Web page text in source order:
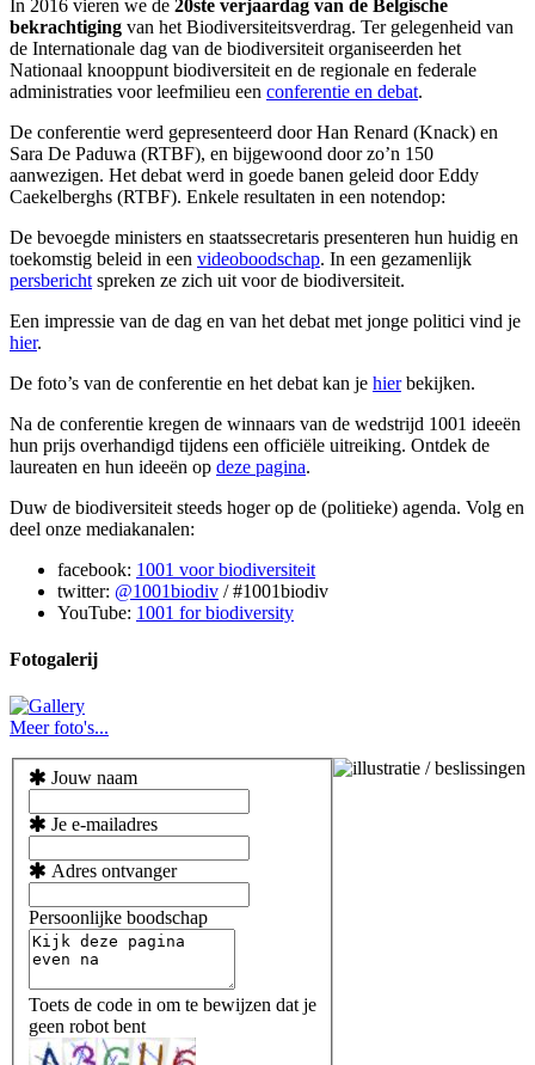
In 2016 vieren we de 20ste verjaardag van de Belgische
bekrachtiging van het Biodiversiteitsverdrag. Ter gelegenheid van
de Internationale dag van de biodiversiteit organiseerden het
Nationaal knooppunt biodiversiteit en de regionale en federale
administraties voor leefmilieu een conferentie en debat.
De conferentie werd gepresenteerd door Han Renard (Knack) en
Sara De Paduwa (RTBF), en bijgewoond door zo’n 150
aanwezigen. Het debat werd in goede banen geleid door Eddy
Caekelberghs (RTBF). Enkele resultaten in een notendop:
De bevoegde ministers en staatssecretaris presenteren hun huidig en
toekomstig beleid in een videoboodschap. In een gezamenlijk
persbericht spreken ze zich uit voor de biodiversiteit.
Een impressie van de dag en van het debat met jonge politici vind je
hier.
De foto’s van de conferentie en het debat kan je hierbekijken.
Na de conferentie kregen de winnaars van de wedstrijd 1001 ideeën
hun prijs overhandigd tijdens een officiële uitreiking. Ontdek de
laureaten en hun ideeën op deze pagina.
Duw de biodiversiteit steeds hoger op de (politieke) agenda. Volg en
deel onze mediakanalen:
facebook: 1001 voor biodiversiteit
twitter: @1001biodiv / #1001biodiv
YouTube: 1001 for biodiversity
Fotogalerij
Meer foto's...
Jouw naam
Je e-mailadres
Adres ontvanger
Persoonlijke boodschap
Toets de code in om te bewijzen dat je
geen robot bent